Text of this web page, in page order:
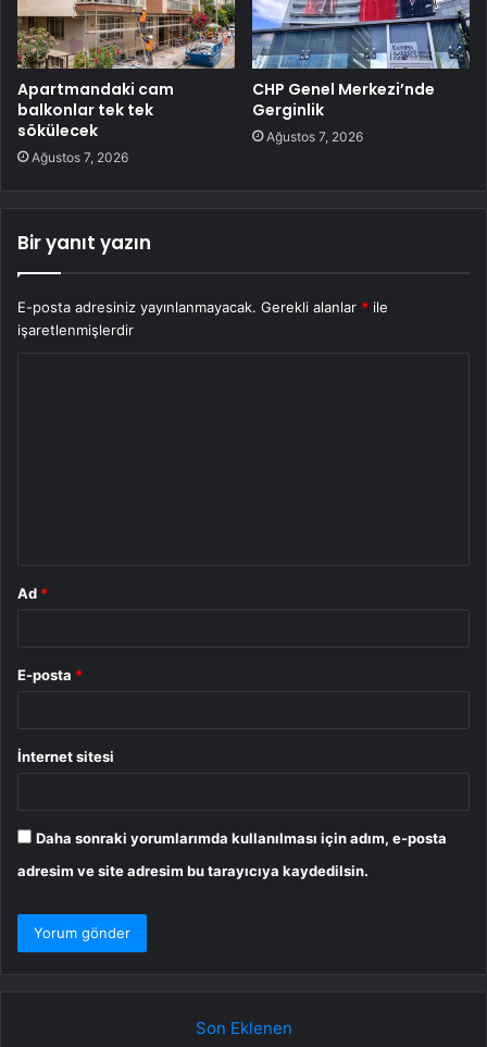
Apartmandaki cam
balkonlar tek tek
sökülecek
Ağustos 7, 2026
CHP Genel Merkezi’nde
Gerginlik
Ağustos 7, 2026
Bir yanıt yazın
E-posta adresiniz yayınlanmayacak. Gerekli alanlar * ile
işaretlenmişlerdir
Ad *
E-posta *
İnternet sitesi
Daha sonraki yorumlarımda kullanılması için adım, e-posta
adresim ve site adresim bu tarayıcıya kaydedilsin.
Son Eklenen